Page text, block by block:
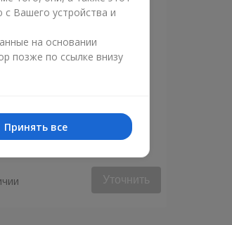
"Биение сердца"
Уточнить
Вашего устройства и
на основании
позже по ссылке внизу
Принять все